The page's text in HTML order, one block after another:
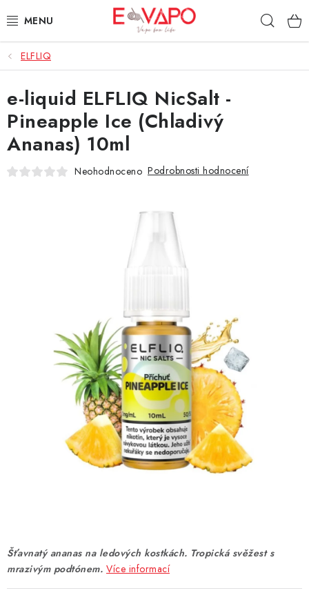
na
3D TISK
TIPY ZA DOBROU CENU
AROMATA A PŘÍCHUTĚ
BÁZE
ATOMIZÉRY A CARTRIDGE
BATERIE A NABÍJEČKY
GRIPY & MODY
PŘÍSLUŠENSTVÍ
ELFLIQ
Šťavnatý ananas na ledových kostkách. Tropická svěžest s
mrazivým podtónem. Více informací
e-liquid ELFLIQ NicSalt -
Pineapple Ice (Chladivý
Ananas) 10ml
Neohodnoceno Podrobnosti hodnocení